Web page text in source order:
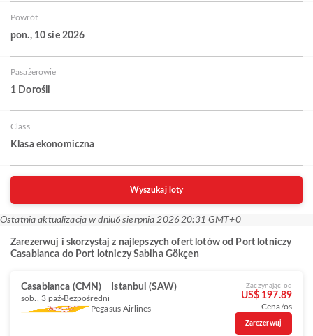
Powrót
pon., 10 sie 2026
Pasażerowie
1 Dorośli
Class
Klasa ekonomiczna
Wyszukaj loty
Ostatnia aktualizacja w dniu6 sierpnia 2026 20:31 GMT+0
Zarezerwuj i skorzystaj z najlepszych ofert lotów od Port lotniczy
Casablanca do Port lotniczy Sabiha Gökçen
Casablanca (CMN) Istanbul (SAW)
sob., 3 paź Bezpośredni
Pegasus Airlines
Zaczynając od
US$ 197.89
Cena/os
Zarezerwuj